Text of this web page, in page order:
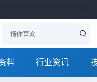
料 行业资讯